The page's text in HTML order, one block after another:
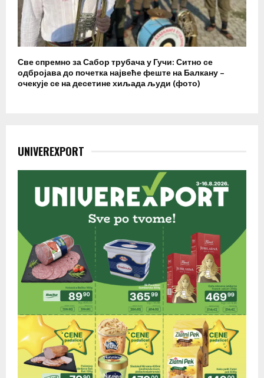
Све спремно за Сабор трубача у Гучи: Ситно се
одбројава до почетка највеће феште на Балкану –
очекује се на десетине хиљада људи (фото)
UNIVEREXPORT